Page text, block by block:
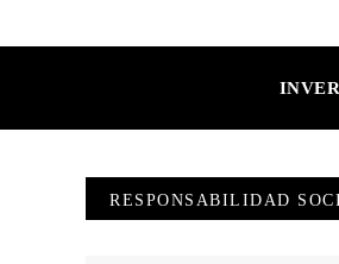
RESPONSABILIDAD